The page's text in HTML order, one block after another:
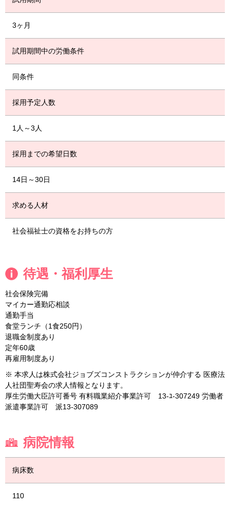
3ヶ月
試用期間中の労働条件
同条件
採用予定人数
1人～3人
採用までの希望日数
14日～30日
求める人材
社会福祉士の資格をお持ちの方
待遇・福利厚生
社会保険完備
マイカー通勤応相談
通勤手当
食堂ランチ（1食250円）
退職金制度あり
定年60歳
再雇用制度あり
※ 本求人は株式会社ジョブズコンストラクションが仲介する 医療法
人社団聖寿会の求人情報となります。
厚生労働大臣許可番号 有料職業紹介事業許可 13-ﾕ-307249 労働者
派遣事業許可 派13-307089
病院情報
病床数
110